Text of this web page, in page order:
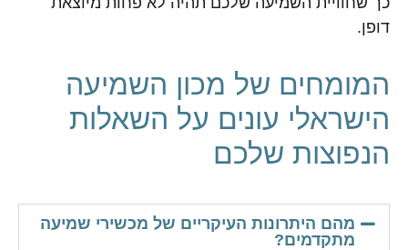
דופן.
המומחים של מכון השמיעה
הישראלי עונים על השאלות
הנפוצות שלכם
מהם היתרונות העיקריים של מכשירי שמיעה
מתקדמים?